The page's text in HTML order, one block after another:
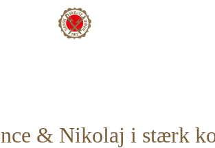
& Nikolaj i stærk